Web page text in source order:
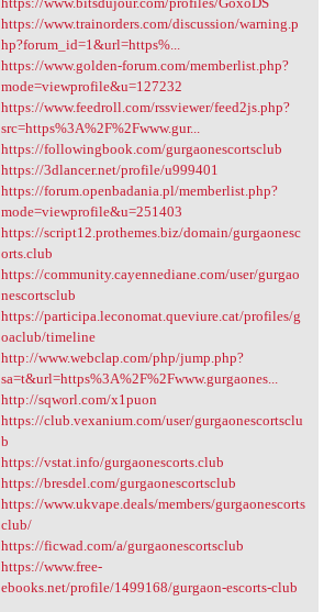
https://www.trainorders.com/discussion/warning.p
hp?forum_id=1&url=https%...
https://www.golden-forum.com/memberlist.php?
mode=viewprofile&u=127232
https://www.feedroll.com/rssviewer/feed2js.php?
src=https%3A%2F%2Fwww.gur...
https://followingbook.com/gurgaonescortsclub
https://3dlancer.net/profile/u999401
https://forum.openbadania.pl/memberlist.php?
mode=viewprofile&u=251403
https://script12.prothemes.biz/domain/gurgaonesc
orts.club
https://community.cayennediane.com/user/gurgao
nescortsclub
https://participa.leconomat.queviure.cat/profiles/g
oaclub/timeline
http://www.webclap.com/php/jump.php?
sa=t&url=https%3A%2F%2Fwww.gurgaones...
http://sqworl.com/x1puon
https://club.vexanium.com/user/gurgaonescortsclu
b
https://vstat.info/gurgaonescorts.club
https://bresdel.com/gurgaonescortsclub
https://www.ukvape.deals/members/gurgaonescorts
club/
https://ficwad.com/a/gurgaonescortsclub
https://www.free-
ebooks.net/profile/1499168/gurgaon-escorts-club